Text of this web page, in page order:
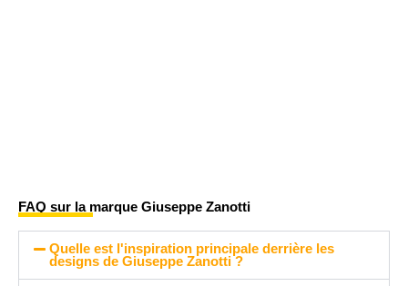
FAQ sur la marque Giuseppe Zanotti
Quelle est l'inspiration principale derrière les
designs de Giuseppe Zanotti ?